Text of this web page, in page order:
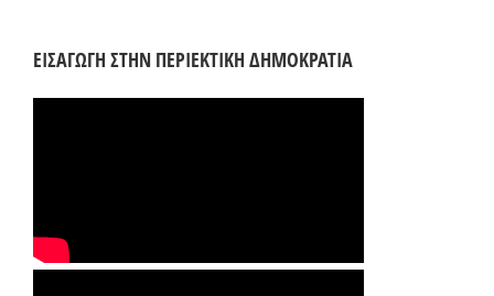
ΕΙΣΑΓΩΓΗ ΣΤΗΝ ΠΕΡΙΕΚΤΙΚΗ ΔΗΜΟΚΡΑΤΙΑ